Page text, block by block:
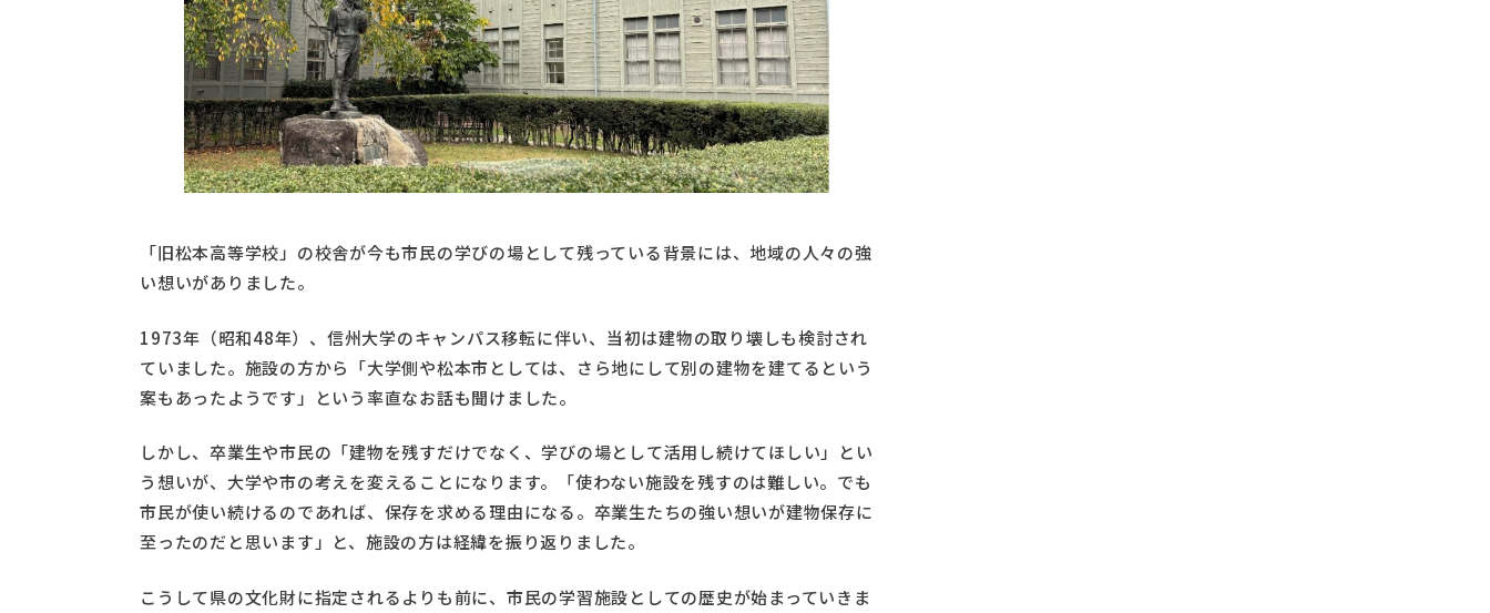
「旧松本高等学校」の校舎が今も市民の学びの場として残っている背景には、地域の人々の強
い想いがありました。
1973年（昭和48年）、信州大学のキャンパス移転に伴い、当初は建物の取り壊しも検討され
ていました。施設の方から「大学側や松本市としては、さら地にして別の建物を建てるという
案もあったようです」という率直なお話も聞けました。
しかし、卒業生や市民の「建物を残すだけでなく、学びの場として活用し続けてほしい」とい
う想いが、大学や市の考えを変えることになります。「使わない施設を残すのは難しい。でも
市民が使い続けるのであれば、保存を求める理由になる。卒業生たちの強い想いが建物保存に
至ったのだと思います」と、施設の方は経緯を振り返りました。
こうして県の文化財に指定されるよりも前に、市民の学習施設としての歴史が始まっていきま